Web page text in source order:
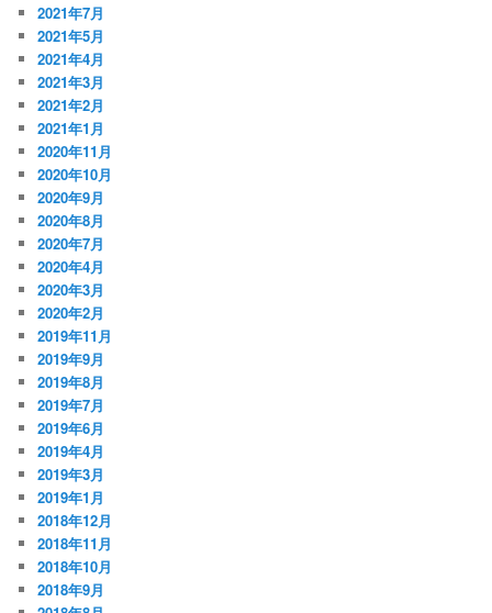
2021年7月
2021年5月
2021年4月
2021年3月
2021年2月
2021年1月
2020年11月
2020年10月
2020年9月
2020年8月
2020年7月
2020年4月
2020年3月
2020年2月
2019年11月
2019年9月
2019年8月
2019年7月
2019年6月
2019年4月
2019年3月
2019年1月
2018年12月
2018年11月
2018年10月
2018年9月